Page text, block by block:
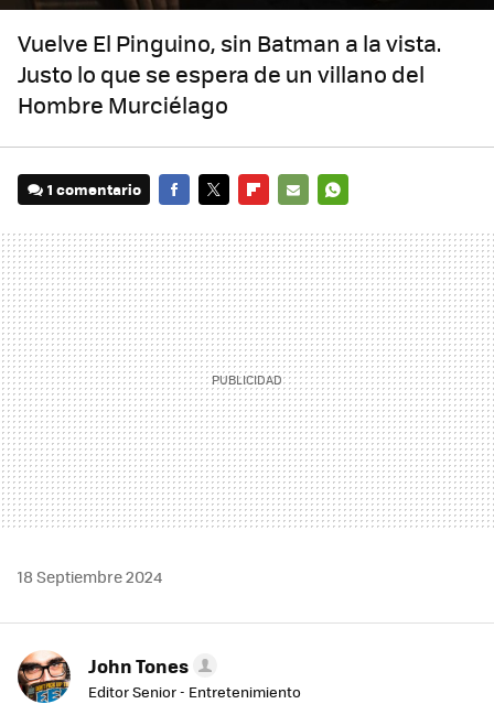
Vuelve El Pinguino, sin Batman a la vista.
Justo lo que se espera de un villano del
Hombre Murciélago
1 comentario
MAIL
18 Septiembre 2024
John Tones
Editor Senior - Entretenimiento